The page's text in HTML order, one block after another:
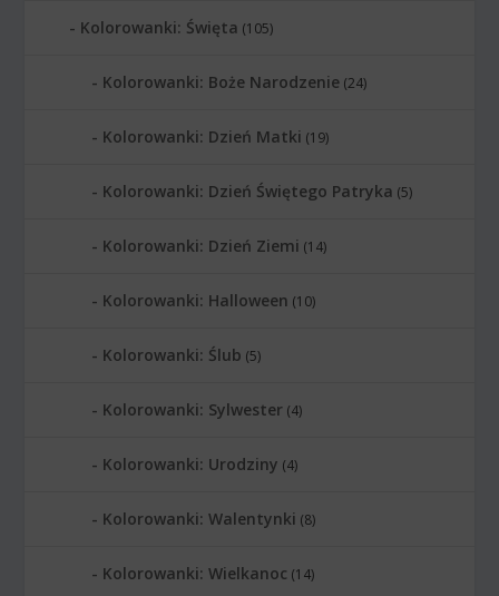
Kolorowanki: Święta (105)
Kolorowanki: Boże Narodzenie (24)
Kolorowanki: Dzień Matki (19)
Kolorowanki: Dzień Świętego Patryka (5)
Kolorowanki: Dzień Ziemi (14)
Kolorowanki: Halloween (10)
Kolorowanki: Ślub (5)
Kolorowanki: Sylwester (4)
Kolorowanki: Urodziny (4)
Kolorowanki: Walentynki (8)
Kolorowanki: Wielkanoc (14)